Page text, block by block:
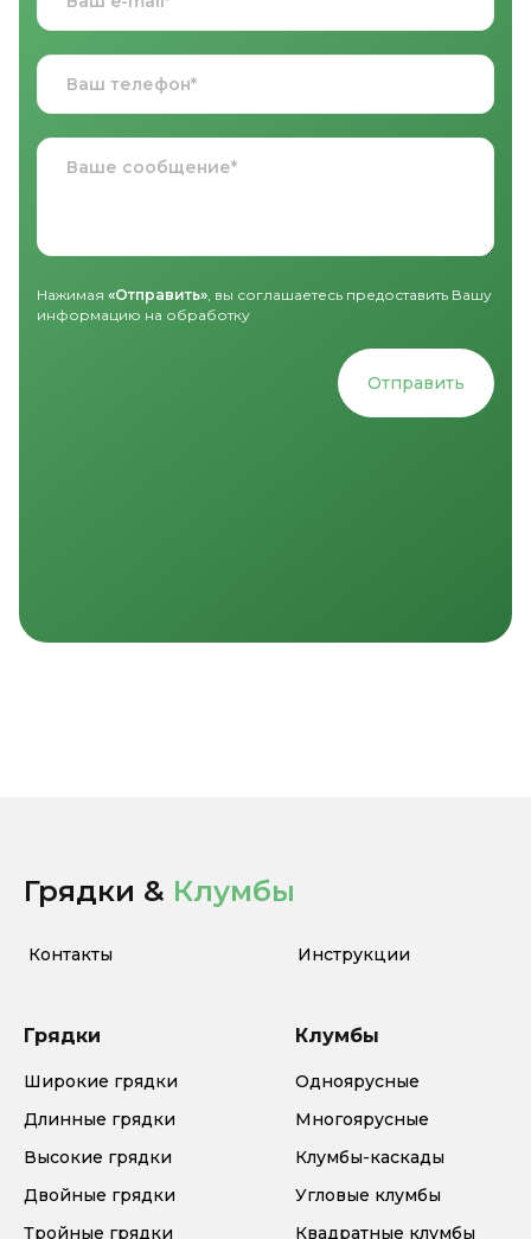
Нажимая «Отправить» , вы соглашаетесь предоставить Вашу
информацию на обработку
Отправить
Грядки & Клумбы
Контакты Инструкции
Грядки
Широкие грядки
Длинные грядки
Высокие грядки
Двойные грядки
Тройные грядки
Клумбы
Одноярусные
Многоярусные
Клумбы-каскады
Угловые клумбы
Квадратные клумбы